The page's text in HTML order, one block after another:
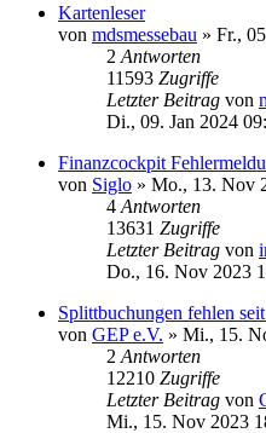
Kartenleser
von mdsmessebau » Fr.,
2 Antworten
11593 Zugriffe
Letzter Beitrag von
Di., 09. Jan 2024
Finanzcockpit
von Siglo » Mo., 13. Nov
4 Antworten
13631 Zugriffe
Letzter Beitrag von
Do., 16. Nov 2023
Splittbuchungen fehlen
von GEP e.V. » Mi., 15.
2 Antworten
12210 Zugriffe
Letzter Beitrag von
Mi., 15. Nov 2023